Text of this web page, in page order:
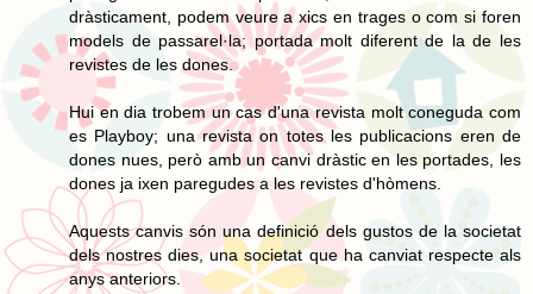
dràsticament, podem veure a xics en trages o com si foren
models de passarel·la; portada molt diferent de la de les
revistes de les dones.
Hui en dia trobem un cas d'una revista molt coneguda com
es Playboy; una revista on totes les publicacions eren de
dones nues, però amb un canvi dràstic en les portades, les
dones ja ixen paregudes a les revistes d'hòmens.
Aquests canvis són una definició dels gustos de la societat
dels nostres dies, una societat que ha canviat respecte als
anys anteriors.